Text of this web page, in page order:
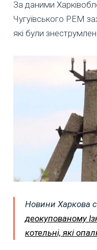
За даними
Чугуївського РЕМ
які були
Новини Харкова
деокупованому
котельні, які